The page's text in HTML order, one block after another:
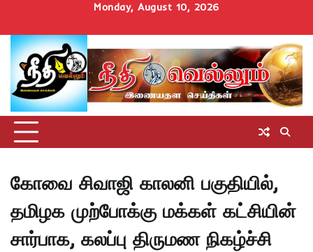
content
Monday, August 10, 2026
Homeசெய்திகள்
தமிழ்நாடுமாவட்டச்செய்திகள்
அரசியல்ஆன்மிகம்
சட்டம்
அறிவோம்
சினிமாUncategorized
கோவை சிவாஜி காலனி பகுதியில்,
தமிழக முற்போக்கு மக்கள் கட்சியின்
சார்பாக, கலப்பு திருமண நிகழ்ச்சி